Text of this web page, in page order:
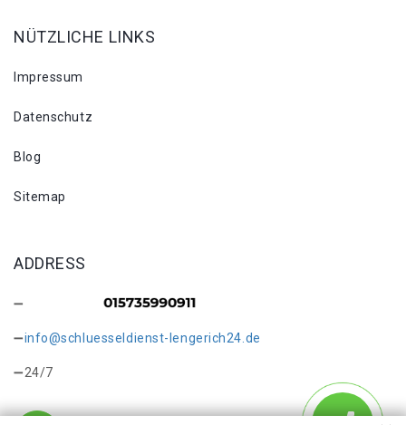
NÜTZLICHE LINKS
Impressum
Datenschutz
Blog
Sitemap
ADDRESS
info@schluesseldienst-lengerich24.de
24/7